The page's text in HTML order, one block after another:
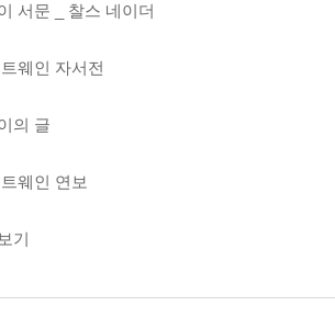
서문 _ 찰스 네이더
웨인 자서전
의 글
웨인 연보
기